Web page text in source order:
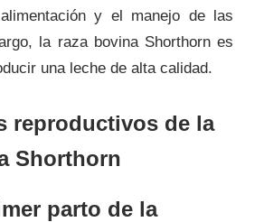
y el manejo de las
la raza bovina Shorthorn es
una leche de alta calidad.
reproductivos de la
Shorthorn
parto de la